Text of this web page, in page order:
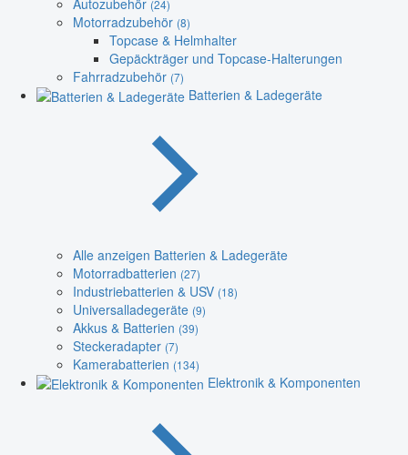
(24)
Motorradzubehör (8)
Topcase & Helmhalter
Gepäckträger und Topcase-Halterungen
Fahrradzubehör (7)
Batterien & Ladegeräte
Alle anzeigen Batterien & Ladegeräte
Motorradbatterien (27)
Industriebatterien & USV (18)
Universalladegeräte (9)
Akkus & Batterien (39)
Steckeradapter (7)
Kamerabatterien (134)
Elektronik & Komponenten